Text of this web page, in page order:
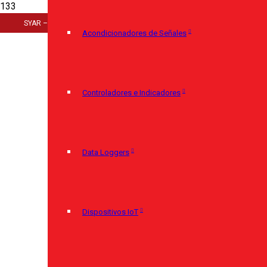
SYAR – Cerro Largo 920 – 11100 Montevideo – (+598) 29085350
Acondicionadores de Señales
Controladores e Indicadores
Data Loggers
Dispositivos IoT